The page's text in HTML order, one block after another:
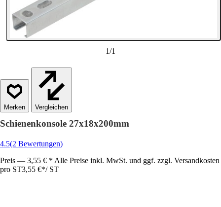
1/1
Vergleichen
Schienenkonsole 27x18x200mm
4.5(2 Bewertungen)
Preis — 3,55 € * Alle Preise inkl. MwSt. und ggf. zzgl. Versandkosten
pro ST3,55 €*/ ST